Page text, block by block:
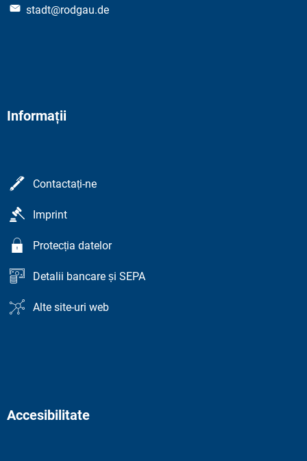
stadt@rodgau.de
Informații
Contactați-ne
Imprint
Protecția datelor
Detalii bancare și SEPA
Alte site-uri web
Accesibilitate